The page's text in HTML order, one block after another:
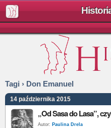
Tagi › Don Emanuel
14 października 2015
„Od Sasa do Lasa”,
Autor: Paulina Drela